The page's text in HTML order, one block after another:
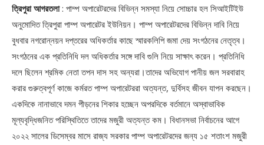
ত্রিপুরা আগরতলা: পাম্প অপারেটরদের বিভিন্ন সমস্যা নিয়ে সোচ্চার হল সিআইটিইউ
অনুমোদিত ত্রিপুরা পাম্প অপারেটর ইউনিয়ন। পাম্প অপারেটরদের বিভিন্ন দাবি নিয়ে
বুধবার নগরোন্নয়ন দপ্তরের অধিকর্তার কাছে স্মারকলিপি জমা দেয় সংগঠনের নেতৃত্ব।
সংগঠনের এক প্রতিনিধি দল অধিকর্তার সঙ্গে দাবি গুলি নিয়ে সাক্ষাৎ করেন। প্রতিনিধি
দলে ছিলেন শ্রমিক নেতা তপন দাস সহ অন্যরা।তাদের অভিযোগ পানীয় জল সরবারাহ
করার গুরুত্বপূর্ণ কাজে কর্মরত পাম্প অপারেটররা অত্যন্ত, দুর্বিসহ জীবন যাপন করছেন।
একদিকে নানাভাবে দমন পীড়নের শিকার হচ্ছেন অপরদিকে বর্তমানে অস্বাভাবিক
মূল্যবৃদ্ধিজনিত পরিস্থিতিতে তাদের মজুরী অত্যন্ত কম। বিধানসভা নির্বাচনের আগে
২০২২ সালের ডিসেম্বর মাসে রাজ্য সরকার পাম্প অপারেটরদের জন্য ১৫ শতাংশ মজুরী